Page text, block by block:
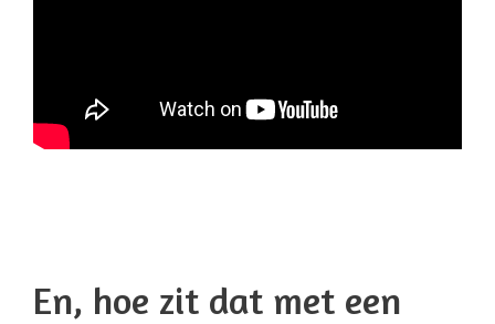
En, hoe zit dat met een